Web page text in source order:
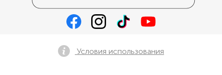
Условия использования